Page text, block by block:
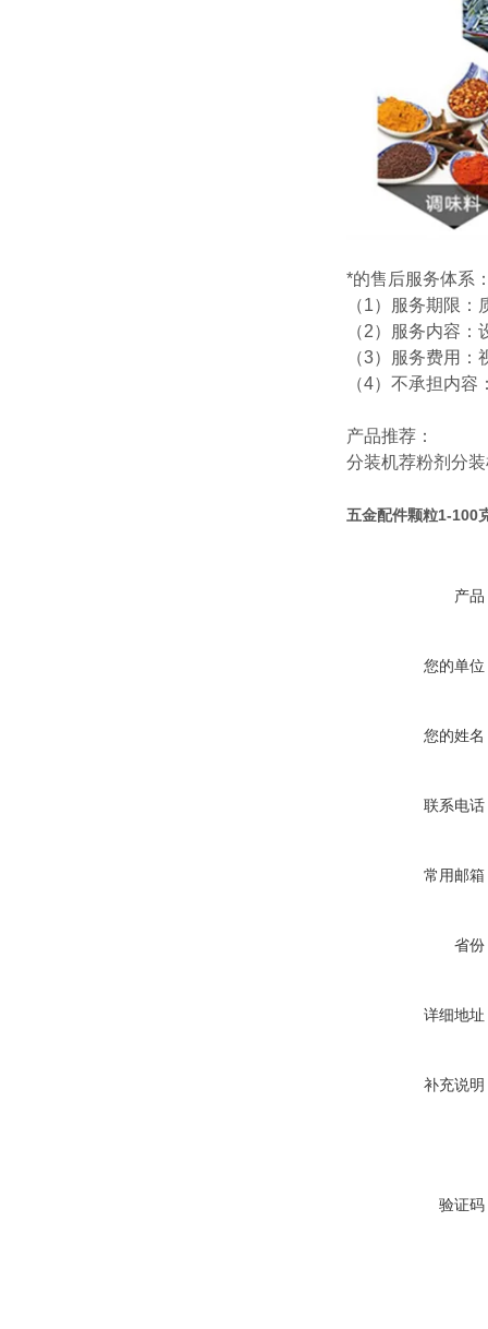
*的售后服务体系
（1）服务期限
（2）服务内容
（3）服务费用：
（4）不承担内
产品推荐：
分装机荐粉剂分
五金配件颗粒1-100
产品
您的单位
您的姓名
联系电话
常用邮箱
省份
详细地址
补充说明
验证码